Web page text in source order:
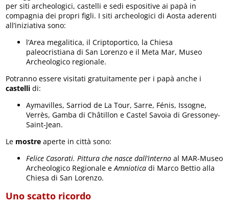
per siti archeologici, castelli e sedi espositive ai papà in
compagnia dei propri figli. I siti archeologici di Aosta aderenti
all’iniziativa sono:
l’Area megalitica, il Criptoportico, la Chiesa
paleocristiana di San Lorenzo e il Meta Mar, Museo
Archeologico regionale.
Potranno essere visitati gratuitamente per i papà anche i
castelli di:
Aymavilles, Sarriod de La Tour, Sarre, Fénis, Issogne,
Verrès, Gamba di Châtillon e Castel Savoia di Gressoney-
Saint-Jean.
Le mostre aperte in città sono:
Felice Casorati. Pittura che nasce dall’interno al MAR-Museo
Archeologico Regionale eAmniotica di Marco Bettio alla
Chiesa di San Lorenzo.
Uno scatto ricordo